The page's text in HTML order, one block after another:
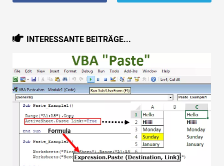
INTERESSANTE BEITRÄGE...